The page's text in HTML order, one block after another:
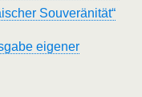
Souveränität“
eige­ner